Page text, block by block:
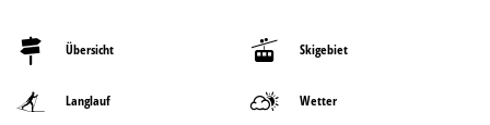
Übersicht Skigebiet
Langlauf Wetter